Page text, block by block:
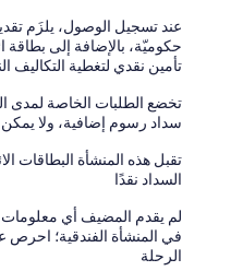
عند تسجيل الوصول، يلزَم
حكوميّة، بالإضافة إلى
تأمين نقدي لتغطية التكاليف
تخضع الطلبات الخاصة لمدى
سداد رسوم إضافية، ولا
تقبل هذه المنشأة البطاقات
السداد نقدًا
لم يقدم المضيف أي
في المنشأة الفندقية؛
الرحلة